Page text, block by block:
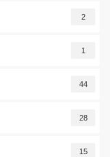
2
1
44
28
15